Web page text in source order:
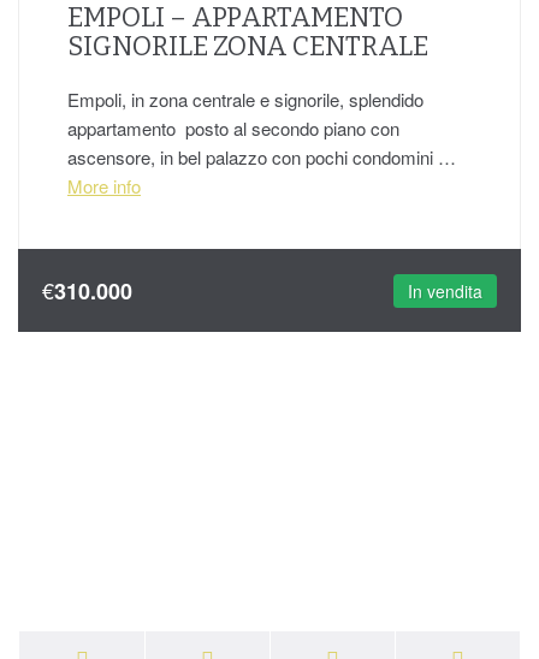
EMPOLI – APPARTAMENTO
SIGNORILE ZONA CENTRALE
Empoli, in zona centrale e signorile, splendido
appartamento posto al secondo piano con
ascensore, in bel palazzo con pochi condomini …
More info
€310.000 In vendita